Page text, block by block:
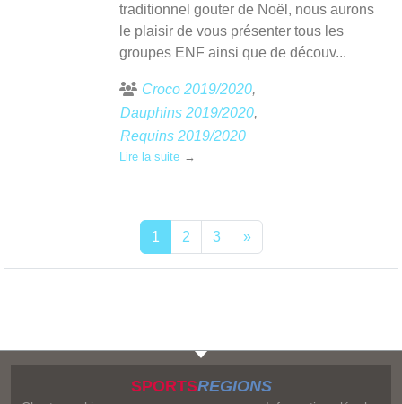
traditionnel gouter de Noël, nous aurons
le plaisir de vous présenter tous les
groupes ENF ainsi que de découv...
Croco 2019/2020
Dauphins 2019/2020
Requins 2019/2020
Lire la suite
1 2 3 »
SPORTSREGIONS